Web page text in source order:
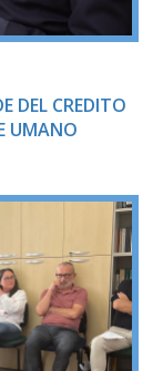
DEL CREDITO
UMANO